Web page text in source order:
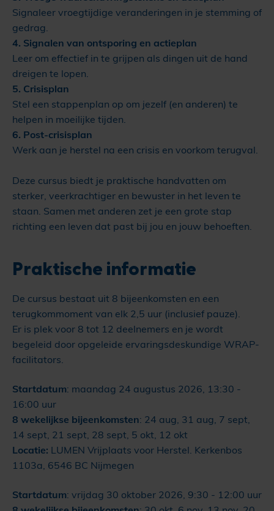
Signaleer vroegtijdige veranderingen in je stemming of
gedrag.
4. Signalen van ontsporing en actieplan
Leer om effectief in te grijpen als dingen uit de hand
dreigen te lopen.
5. Crisisplan
Stel een stappenplan op om jezelf (en anderen) te
helpen in moeilijke tijden.
6. Post-crisisplan
Werk aan je herstel na een crisis en voorkom terugval.
Deze cursus biedt je praktische handvatten om
sterker, veerkrachtiger en bewuster in het leven te
staan. Samen met anderen zet je een grote stap
richting een leven dat past bij jou en jouw behoeften.
Praktische informatie
De cursus bestaat uit 8 bijeenkomsten en een
terugkommoment van elk 2,5 uur (inclusief pauze).
Er is plek voor 8 tot 12 deelnemers en je wordt
begeleid door opgeleide ervaringsdeskundige WRAP-
facilitators.
Startdatum: maandag 24 augustus 2026, 13:30 -
16:00 uur
8 wekelijkse bijeenkomsten: 24 aug, 31 aug, 7 sept,
14 sept, 21 sept, 28 sept, 5 okt, 12 okt
Locatie: LUMEN Vrijplaats voor Herstel. Kerkenbos
1103a, 6546 BC Nijmegen
Startdatum: vrijdag 30 oktober 2026, 9:30 - 12:00 uur